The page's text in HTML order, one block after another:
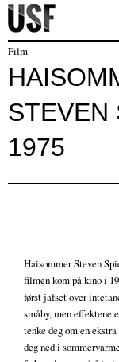
Film
STEVEN
1975
Haisommer Steven
filmen kom på kino i
først jafset over
småby, men
tenke deg om en
deg ned i